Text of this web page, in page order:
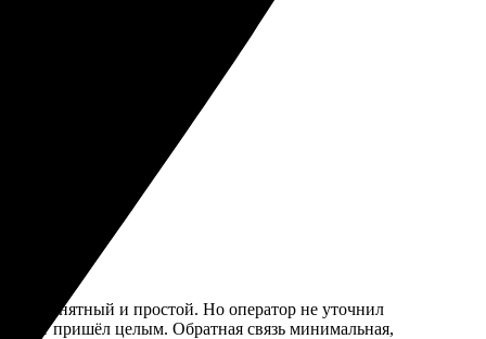
понятный и простой. Но оператор не уточнил
пакет пришёл целым. Обратная связь минимальная,